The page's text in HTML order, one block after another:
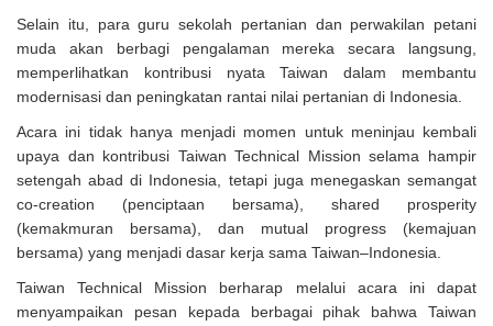
Selain itu, para guru sekolah pertanian dan perwakilan petani
muda akan berbagi pengalaman mereka secara langsung,
memperlihatkan kontribusi nyata Taiwan dalam membantu
modernisasi dan peningkatan rantai nilai pertanian di Indonesia.
Acara ini tidak hanya menjadi momen untuk meninjau kembali
upaya dan kontribusi Taiwan Technical Mission selama hampir
setengah abad di Indonesia, tetapi juga menegaskan semangat
co-creation (penciptaan bersama), shared prosperity
(kemakmuran bersama), dan mutual progress (kemajuan
bersama) yang menjadi dasar kerja sama Taiwan–Indonesia.
Taiwan Technical Mission berharap melalui acara ini dapat
menyampaikan pesan kepada berbagai pihak bahwa Taiwan